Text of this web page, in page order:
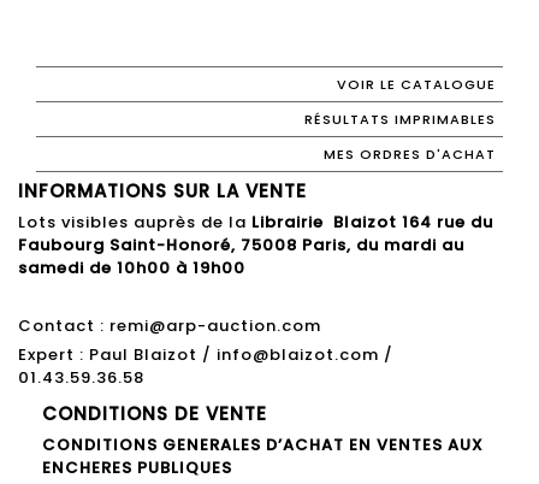
VOIR LE CATALOGUE
RÉSULTATS IMPRIMABLES
MES ORDRES D'ACHAT
INFORMATIONS SUR LA VENTE
Lots visibles auprès de la Librairie Blaizot 164 rue du
Faubourg Saint-Honoré, 75008 Paris, du mardi au
samedi de 10h00 à 19h00
Contact : remi@arp-auction.com
Expert : Paul Blaizot / info@blaizot.com /
01.43.59.36.58
CONDITIONS DE VENTE
CONDITIONS GENERALES D’ACHAT EN VENTES AUX
ENCHERES PUBLIQUES